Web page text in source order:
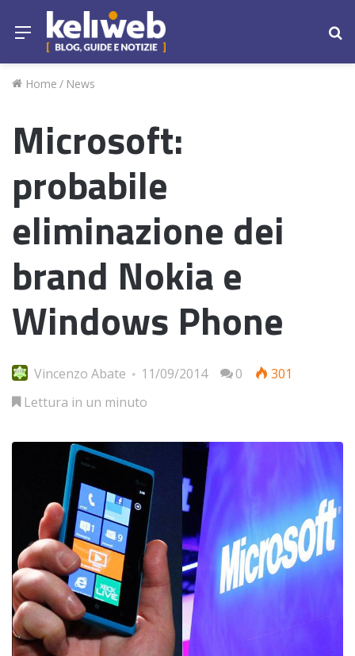
Menu
Home / News
Microsoft:
probabile
eliminazione dei
brand Nokia e
Windows Phone
Vincenzo Abate 11/09/2014 0
301
Lettura in un minuto